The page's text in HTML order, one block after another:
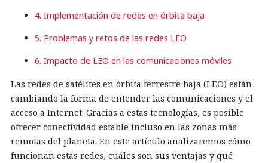
4. Implementación de redes en órbita baja
5. Problemas y retos de las redes LEO
6. Impacto de LEO en las comunicaciones móviles
Las redes de satélites en órbita terrestre baja (LEO) están
cambiando la forma de entender las comunicaciones y el
acceso a Internet. Gracias a estas tecnologías, es posible
ofrecer conectividad estable incluso en las zonas más
remotas del planeta. En este artículo analizaremos cómo
funcionan estas redes, cuáles son sus ventajas y qué